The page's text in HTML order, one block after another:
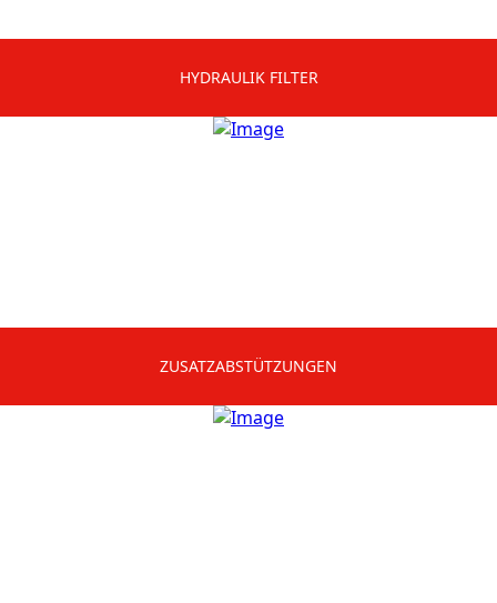
HYDRAULIK FILTER
ZUSATZABSTÜTZUNGEN